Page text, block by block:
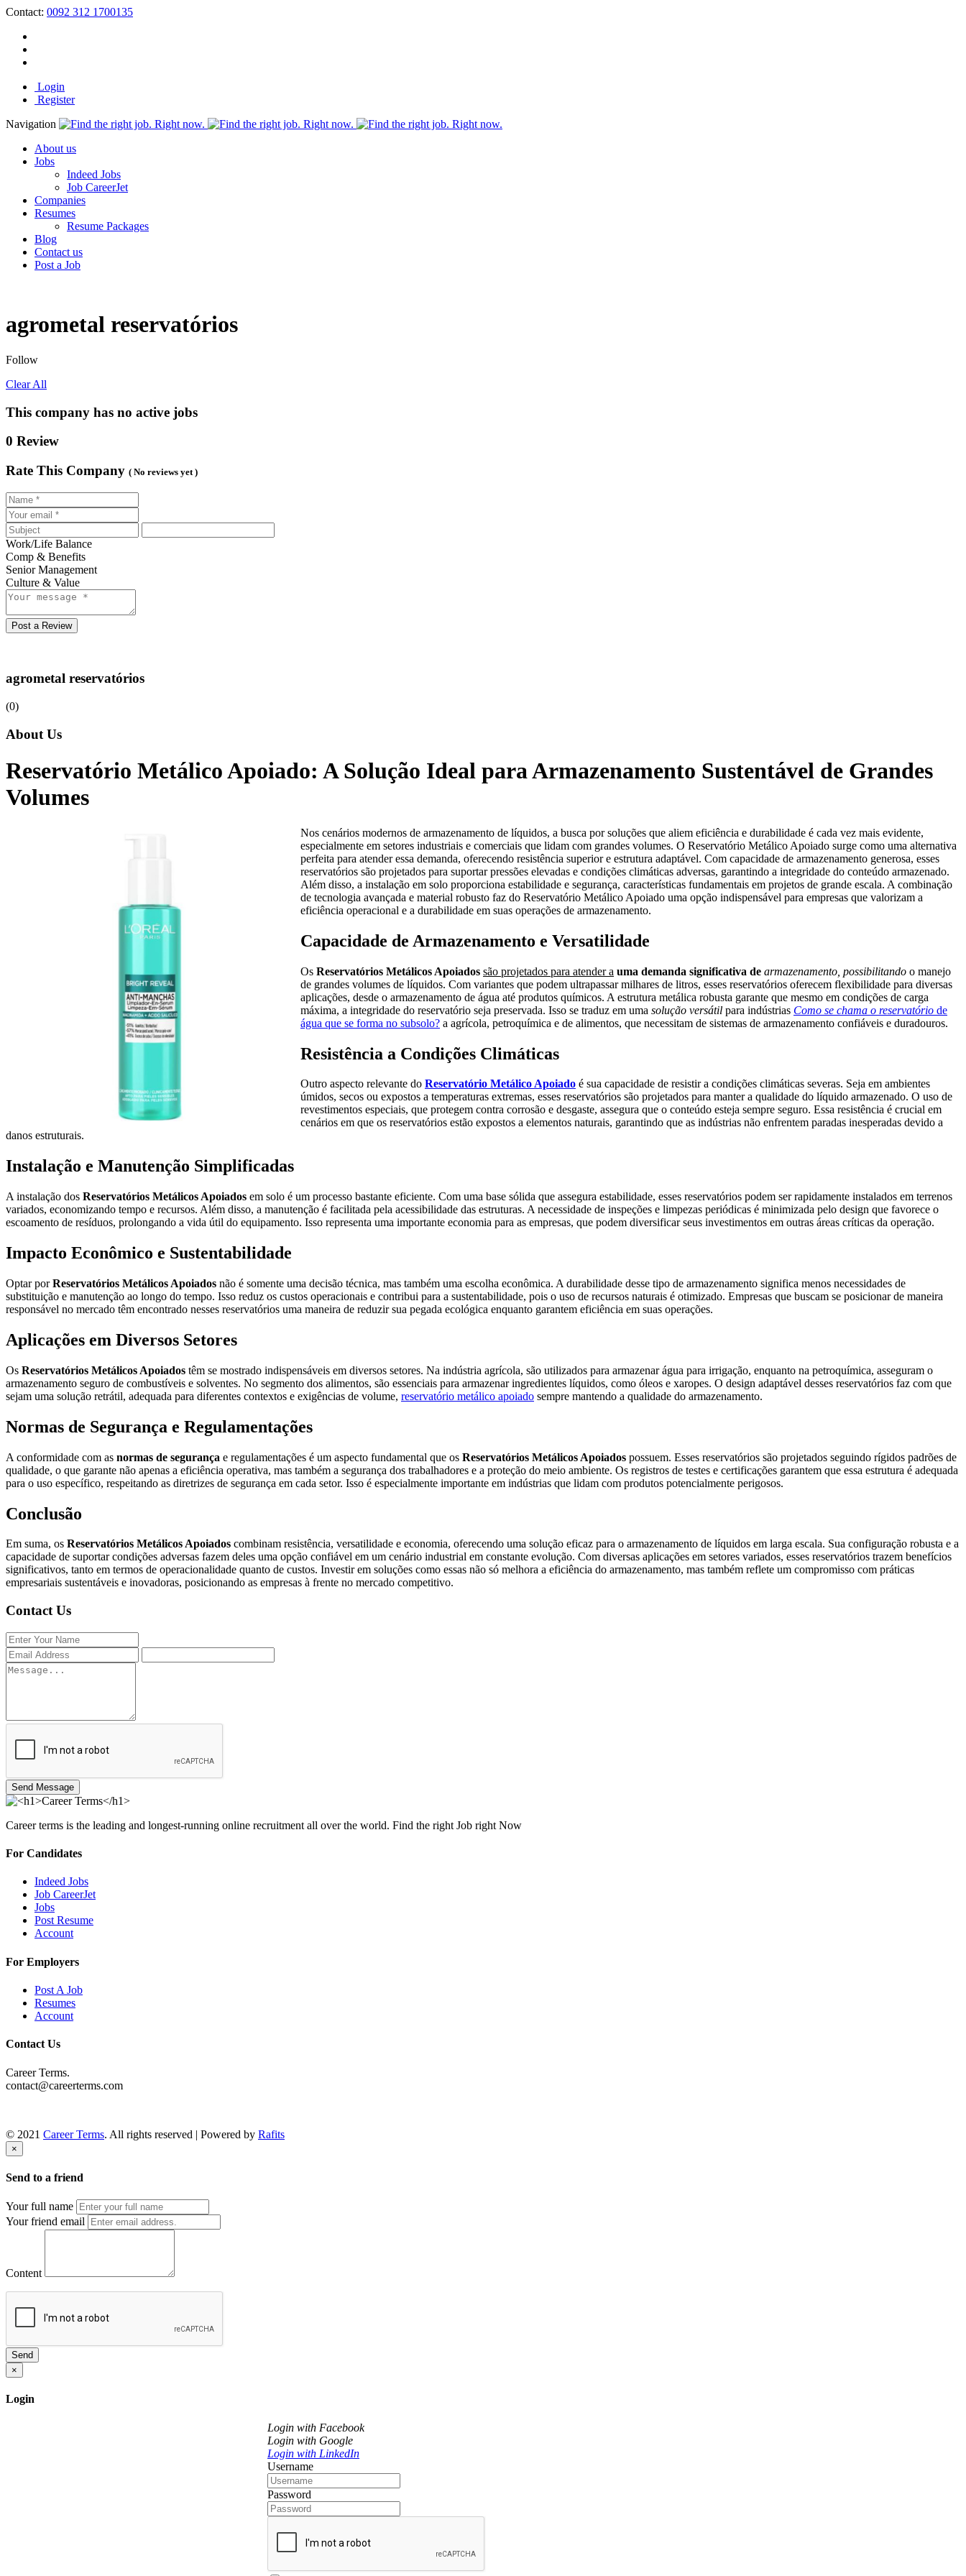
Contact: 0092 312 1700135
Login
Register
Navigation
About us
Jobs
Indeed Jobs
Job CareerJet
Companies
Resumes
Resume Packages
Blog
Contact us
Post a Job
agrometal reservatórios
Follow
Clear All
This company has no active jobs
0 Review
Rate This Company ( No reviews yet )
Work/Life Balance
Comp & Benefits
Senior Management
Culture & Value
Post a Review
agrometal reservatórios
(0)
About Us
Reservatório Metálico Apoiado: A Solução Ideal para Armazenamento Sustentável de Grandes
Volumes
Nos cenários modernos de armazenamento de líquidos, a busca por soluções que aliem eficiência e durabilidade é cada vez mais evidente,
especialmente em setores industriais e comerciais que lidam com grandes volumes. O Reservatório Metálico Apoiado surge como uma alternativa
perfeita para atender essa demanda, oferecendo resistência superior e estrutura adaptável. Com capacidade de armazenamento generosa, esses
reservatórios são projetados para suportar pressões elevadas e condições climáticas adversas, garantindo a integridade do conteúdo armazenado.
Além disso, a instalação em solo proporciona estabilidade e segurança, características fundamentais em projetos de grande escala. A combinação
de tecnologia avançada e material robusto faz do Reservatório Metálico Apoiado uma opção indispensável para empresas que valorizam a
eficiência operacional e a durabilidade em suas operações de armazenamento.
Capacidade de Armazenamento e Versatilidade
Os Reservatórios Metálicos Apoiados são projetados para atender a uma demanda significativa de armazenamento, possibilitando o manejo
de grandes volumes de líquidos. Com variantes que podem ultrapassar milhares de litros, esses reservatórios oferecem flexibilidade para diversas
aplicações, desde o armazenamento de água até produtos químicos. A estrutura metálica robusta garante que mesmo em condições de carga
máxima, a integridade do reservatório seja preservada. Isso se traduz em uma solução versátil para indústrias Como se chama o reservatório de
água que se forma no subsolo? a agrícola, petroquímica e de alimentos, que necessitam de sistemas de armazenamento confiáveis e duradouros.
Resistência a Condições Climáticas
Outro aspecto relevante do Reservatório Metálico Apoiado é sua capacidade de resistir a condições climáticas severas. Seja em ambientes
úmidos, secos ou expostos a temperaturas extremas, esses reservatórios são projetados para manter a qualidade do líquido armazenado. O uso de
revestimentos especiais, que protegem contra corrosão e desgaste, assegura que o conteúdo esteja sempre seguro. Essa resistência é crucial em
cenários em que os reservatórios estão expostos a elementos naturais, garantindo que as indústrias não enfrentem paradas inesperadas devido a
danos estruturais.
Instalação e Manutenção Simplificadas
A instalação dos Reservatórios Metálicos Apoiados em solo é um processo bastante eficiente. Com uma base sólida que assegura estabilidade, esses reservatórios podem ser rapidamente instalados em terrenos
variados, economizando tempo e recursos. Além disso, a manutenção é facilitada pela acessibilidade das estruturas. A necessidade de inspeções e limpezas periódicas é minimizada pelo design que favorece o
escoamento de resíduos, prolongando a vida útil do equipamento. Isso representa uma importante economia para as empresas, que podem diversificar seus investimentos em outras áreas críticas da operação.
Impacto Econômico e Sustentabilidade
Optar porReservatórios Metálicos Apoiados não é somente uma decisão técnica, mas também uma escolha econômica. A durabilidade desse tipo de armazenamento significa menos necessidades de
substituição e manutenção ao longo do tempo. Isso reduz os custos operacionais e contribui para a sustentabilidade, pois o uso de recursos naturais é otimizado. Empresas que buscam se posicionar de maneira
responsável no mercado têm encontrado nesses reservatórios uma maneira de reduzir sua pegada ecológica enquanto garantem eficiência em suas operações.
Aplicações em Diversos Setores
Os Reservatórios Metálicos Apoiados têm se mostrado indispensáveis em diversos setores. Na indústria agrícola, são utilizados para armazenar água para irrigação, enquanto na petroquímica, asseguram o
armazenamento seguro de combustíveis e solventes. No segmento dos alimentos, são essenciais para armazenar ingredientes líquidos, como óleos e xaropes. O design adaptável desses reservatórios faz com que
sejam uma solução retrátil, adequada para diferentes contextos e exigências de volume, reservatório metálico apoiado sempre mantendo a qualidade do armazenamento.
Normas de Segurança e Regulamentações
A conformidade com as normas de segurança e regulamentações é um aspecto fundamental que os Reservatórios Metálicos Apoiados possuem. Esses reservatórios são projetados seguindo rígidos padrões de
qualidade, o que garante não apenas a eficiência operativa, mas também a segurança dos trabalhadores e a proteção do meio ambiente. Os registros de testes e certificações garantem que essa estrutura é adequada
para o uso específico, respeitando as diretrizes de segurança em cada setor. Isso é especialmente importante em indústrias que lidam com produtos potencialmente perigosos.
Conclusão
Em suma, os Reservatórios Metálicos Apoiados combinam resistência, versatilidade e economia, oferecendo uma solução eficaz para o armazenamento de líquidos em larga escala. Sua configuração robusta e a
capacidade de suportar condições adversas fazem deles uma opção confiável em um cenário industrial em constante evolução. Com diversas aplicações em setores variados, esses reservatórios trazem benefícios
significativos, tanto em termos de operacionalidade quanto de custos. Investir em soluções como essas não só melhora a eficiência do armazenamento, mas também reflete um compromisso com práticas
empresariais sustentáveis e inovadoras, posicionando as empresas à frente no mercado competitivo.
Contact Us
Send Message
Career terms is the leading and longest-running online recruitment all over the world. Find the right Job right Now
For Candidates
Indeed Jobs
Job CareerJet
Jobs
Post Resume
Account
For Employers
Post A Job
Resumes
Account
Contact Us
Career Terms.
contact@careerterms.com
© 2021 Career Terms. All rights reserved | Powered by Rafits
×
Send to a friend
Your full name
Your friend email
Content
Send
×
Login
Login with Facebook
Login with Google
Login with LinkedIn
Username
Password